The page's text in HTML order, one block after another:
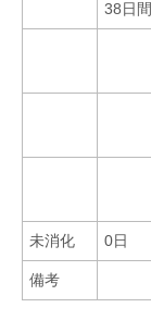
38日間
未消化 0日
備考